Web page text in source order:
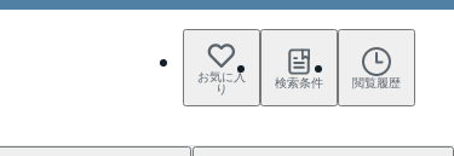
お気に入
り 検索条件 閲覧履歴